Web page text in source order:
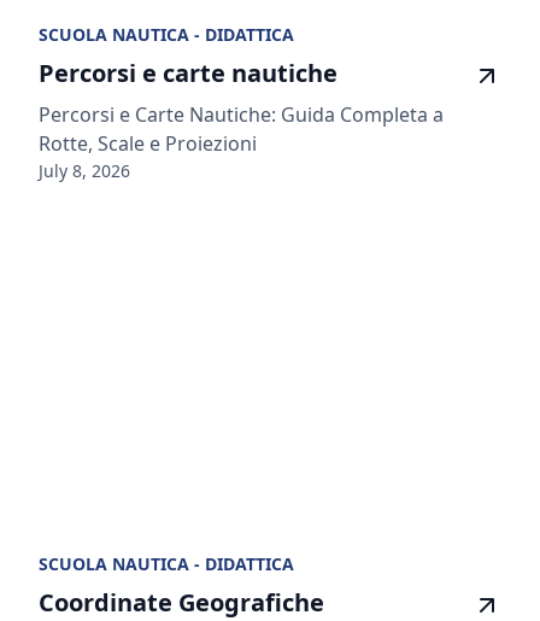
SCUOLA NAUTICA - DIDATTICA
Percorsi e carte nautiche
Percorsi e Carte Nautiche: Guida Completa a
Rotte, Scale e Proiezioni
July 8, 2026
SCUOLA NAUTICA - DIDATTICA
Coordinate Geografiche